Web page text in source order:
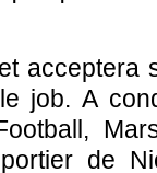
acceptera
job. A
de